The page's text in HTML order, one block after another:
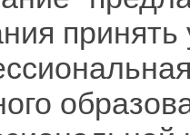
принять